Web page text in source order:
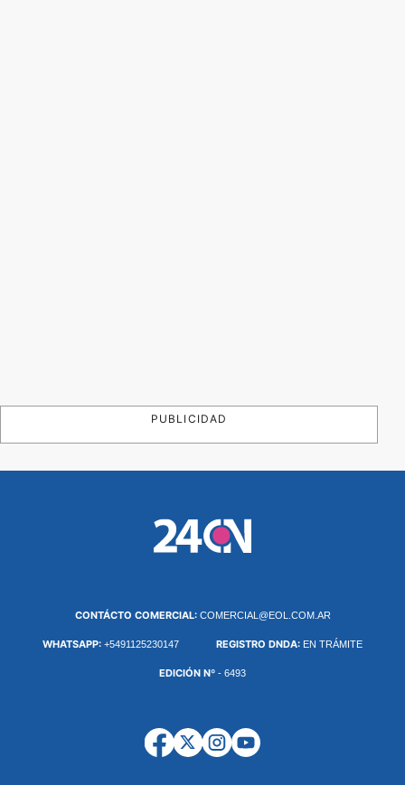
PUBLICIDAD
CONTÁCTO COMERCIAL: COMERCIAL@EOL.COM.AR
WHATSAPP: +5491125230147 REGISTRO DNDA: EN TRÁMITE
EDICIÓN Nº - 6493